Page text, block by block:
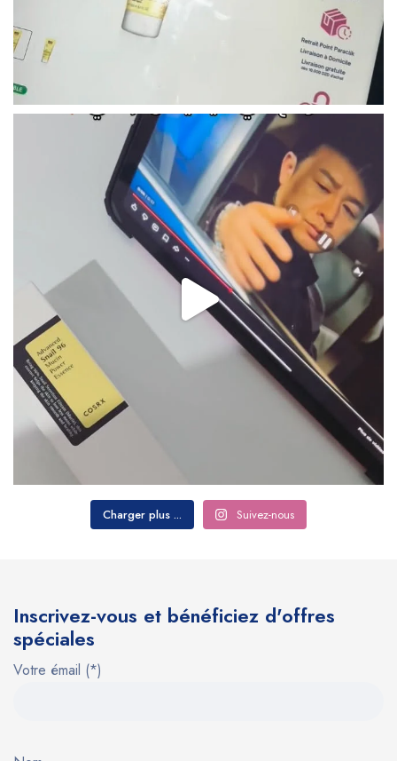
Charger plus ... Suivez-nous
Inscrivez-vous et bénéficiez d'offres
spéciales
Votre émail (*)